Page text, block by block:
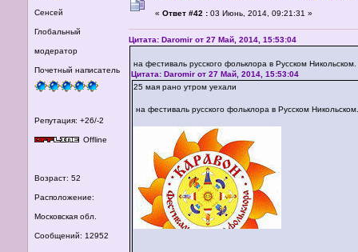
Сенсей
Глобальный
модератор
Почетный написатель
Репутация: +26/-2
Offline
Возраст: 52
Расположение:
Московская обл.
Сообщений: 12952
« Ответ #42 : 03 Июнь, 2014, 09:21:31 »
Цитата: Daromir от 27 Май, 2014, 15:53:04
на фестиваль русского фольклора в Русском
Цитата: Daromir от 27 Май, 2014, 15:53:04
25 мая рано утром уехали
на фестиваль русского фольклора в Русском